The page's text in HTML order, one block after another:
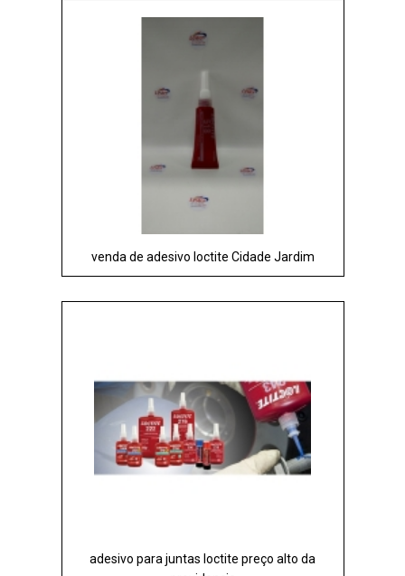
venda de adesivo loctite Cidade Jardim
adesivo para juntas loctite preço alto da